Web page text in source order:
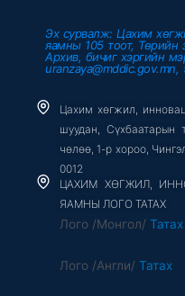
Эх сурвалж: Цахим
яамны 105 тоот, Төрийн
Архив, бичиг хэргийн
uranzaya@mddic.gov.mn,
Цахим хөгжил,
шуудан,
чөлөө, 1-р хороо,
0012
ЦАХИМ ХӨГЖИЛ,
ЯАМНЫ ЛОГО ТАТАХ
Лого /Монгол/ Татах
Лого /Англи/ Татах